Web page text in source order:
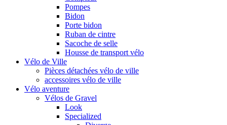
Pompes
Bidon
Porte bidon
Ruban de cintre
Sacoche de selle
Housse de transport vélo
Vélo de Ville
Pièces détachées vélo de ville
accessoires vélo de ville
Vélo aventure
Vélos de Gravel
Look
Specialized